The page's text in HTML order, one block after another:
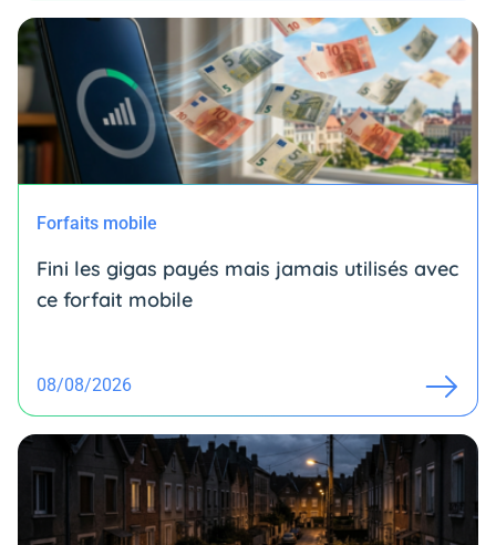
Forfaits mobile
Fini les gigas payés mais jamais utilisés avec
ce forfait mobile
08/08/2026